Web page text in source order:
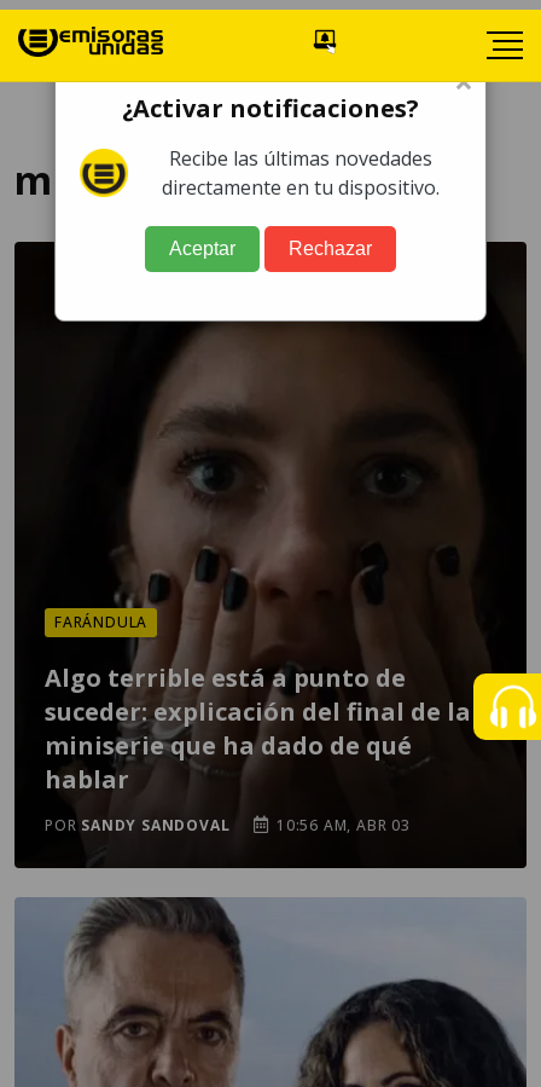
miniserie
FARÁNDULA
Algo terrible está a punto de
suceder: explicación del final de la
miniserie que ha dado de qué
hablar
POR SANDY SANDOVAL 10:56 AM, ABR 03
×
¿Activar notificaciones?
Recibe las últimas novedades
directamente en tu dispositivo.
Aceptar Rechazar